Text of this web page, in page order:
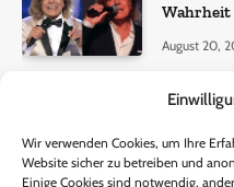
Wir verwenden Cookies, um Ihre
Website sicher zu betreiben und
Einige Cookies sind notwendig,
Wahrheit
August 20,
Ralf
June 26,